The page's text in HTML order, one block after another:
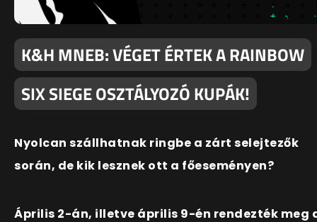
K&H MNEB: VÉGET ÉRTEK A RAINBOW
SIX SIEGE OSZTÁLYOZÓ KUPÁK!
Nyolcan szállhatnak ringbe a zárt selejtezők
során, de kik lesznek ott a főeseményen?
Április 2-án, illetve április 9-én rendezték meg